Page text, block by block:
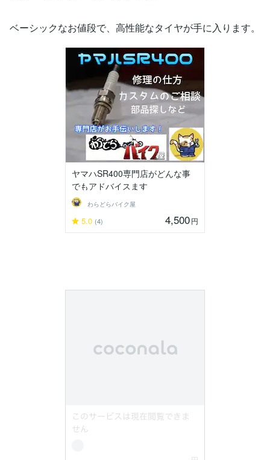
ベーシックなお値段で、高性能なタイヤが手に入ります。
ヤマハSR400専門店がどんな事
でもアドバイスます
わらどらバイク屋
5.0 (4) 4,500円